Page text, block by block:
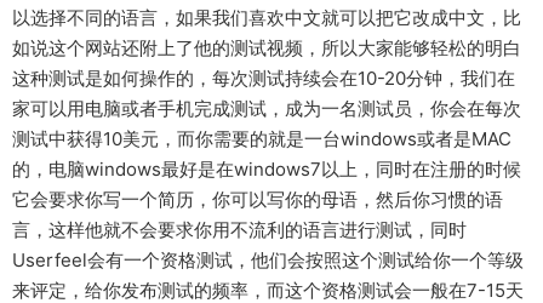
以选择不同的语言，如果我们喜欢中文就可以把它改成中文，比
如说这个网站还附上了他的测试视频，所以大家能够轻松的明白
这种测试是如何操作的，每次测试持续会在10-20分钟，我们在
家可以用电脑或者手机完成测试，成为一名测试员，你会在每次
测试中获得10美元，而你需要的就是一台windows或者是MAC
的，电脑windows最好是在windows7以上，同时在注册的时候
它会要求你写一个简历，你可以写你的母语，然后你习惯的语
言，这样他就不会要求你用不流利的语言进行测试，同时
Userfeel会有一个资格测试，他们会按照这个测试给你一个等级
来评定，给你发布测试的频率，而这个资格测试会一般在7-15天